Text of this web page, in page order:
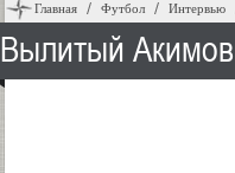
Главная Футбол Интервью
Вылитый Акимов